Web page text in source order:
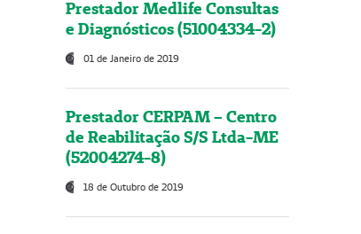
Prestador Medlife Consultas
e Diagnósticos (51004334-2)
01 de Janeiro de 2019
Prestador CERPAM – Centro
de Reabilitação S/S Ltda-ME
(52004274-8)
18 de Outubro de 2019